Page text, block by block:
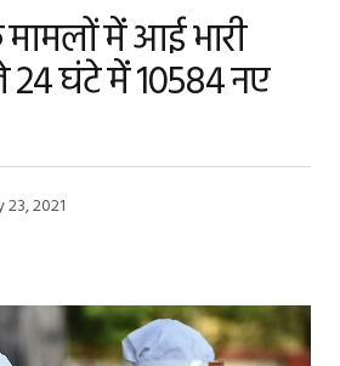
मामलों में आई भारी
24 घंटे में 10584 नए
23, 2021